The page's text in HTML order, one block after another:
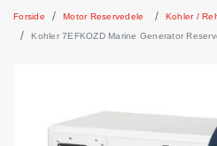
Forside Motor Reservedele
Kohler /
Kohler 7EFKOZD Marine Generator